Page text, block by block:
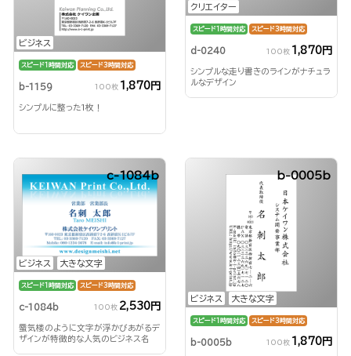
ビジネス
スピード1時間対応 スピード3時間対応
b-1159 100枚 1,870円
シンプルに整った1枚！
クリエイター
スピード1時間対応 スピード3時間対応
d-0240 100枚 1,870円
シンプルな走り書きのラインがナチュラ
ルなデザイン
ビジネス 大きな文字
c-1084b
スピード1時間対応 スピード3時間対応
c-1084b 100枚 2,530円
蜃気楼のように文字が浮かびあがるデ
ザインが特徴的な人気のビジネス名
ビジネス 大きな文字
b-0005b
スピード1時間対応 スピード3時間対応
b-0005b 100枚 1,870円